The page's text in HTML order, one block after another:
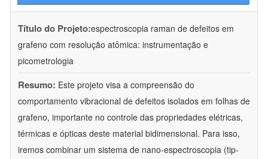
Título do Projeto:espectroscopia raman de defeitos em
grafeno com resolução atômica: instrumentação e
picometrologia
Resumo: Este projeto visa a compreensão do
comportamento vibracional de defeitos isolados em folhas de
grafeno, importante no controle das propriedades elétricas,
térmicas e ópticas deste material bidimensional. Para isso,
iremos combinar um sistema de nano-espectroscopia (tip-